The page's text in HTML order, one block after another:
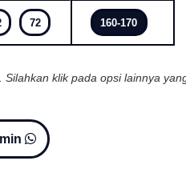
72 160-170
Silahkan klik pada opsi lainnya